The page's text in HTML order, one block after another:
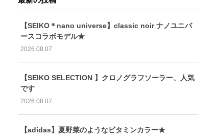
【SEIKO＊nano universe】classic noir ナノユニバ
ースコラボモデル★
2026.08.07
【SEIKO SELECTION 】クロノグラフソーラー、人気
です
2026.08.07
【adidas】夏野菜のようなビタミンカラー★